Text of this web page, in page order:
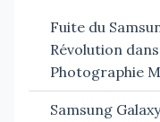
Fuite du
Révolution
Photographie
Samsung